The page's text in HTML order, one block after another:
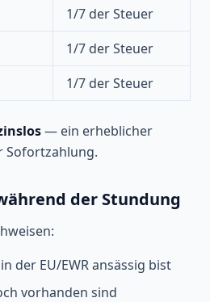
1/7 der Steuer
1/7 der Steuer
1/7 der Steuer
— ein erheblicher
Sofortzahlung.
der Stundung
der EU/EWR ansässig bist
vorhanden sind